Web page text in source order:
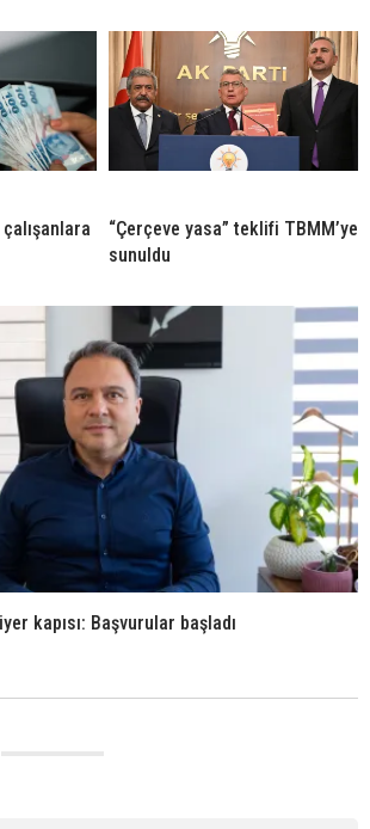
“Çerçeve yasa” teklifi TBMM’ye
sunuldu
kapısı: Başvurular başladı